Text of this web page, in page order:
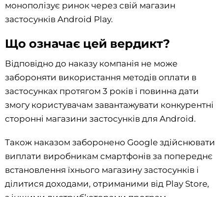
монополізує ринок через свій магазин
застосунків Android Play.
Що означає цей вердикт?
Відповідно до наказу компанія не може
забороняти використання методів оплати в
застосунках протягом 3 років і повинна дати
змогу користувачам завантажувати конкурентні
сторонні магазини застосунків для Android.
Також наказом заборонено Google здійснювати
виплати виробникам смартфонів за попереднє
встановлення їхнього магазину застосунків і
ділитися доходами, отриманими від Play Store,